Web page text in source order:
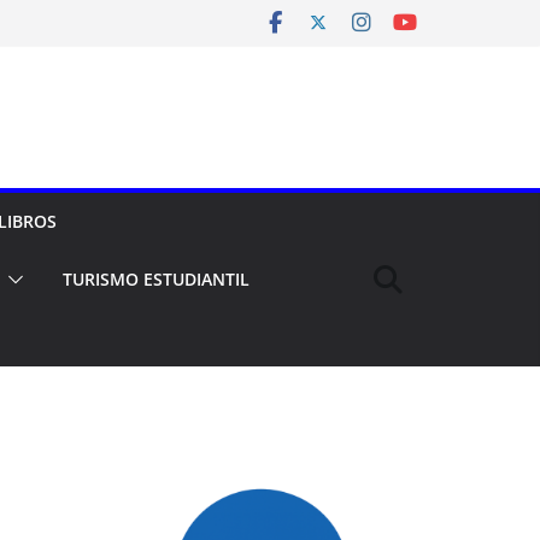
LIBROS
TURISMO ESTUDIANTIL